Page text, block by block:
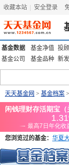
收藏本站 安全登录
基金数据 基金净值 投
基金公司
基金品种 新
天天基金网 > 基金档案
您浏览过的基金： 华夏
添富优势 华安宏利 上证